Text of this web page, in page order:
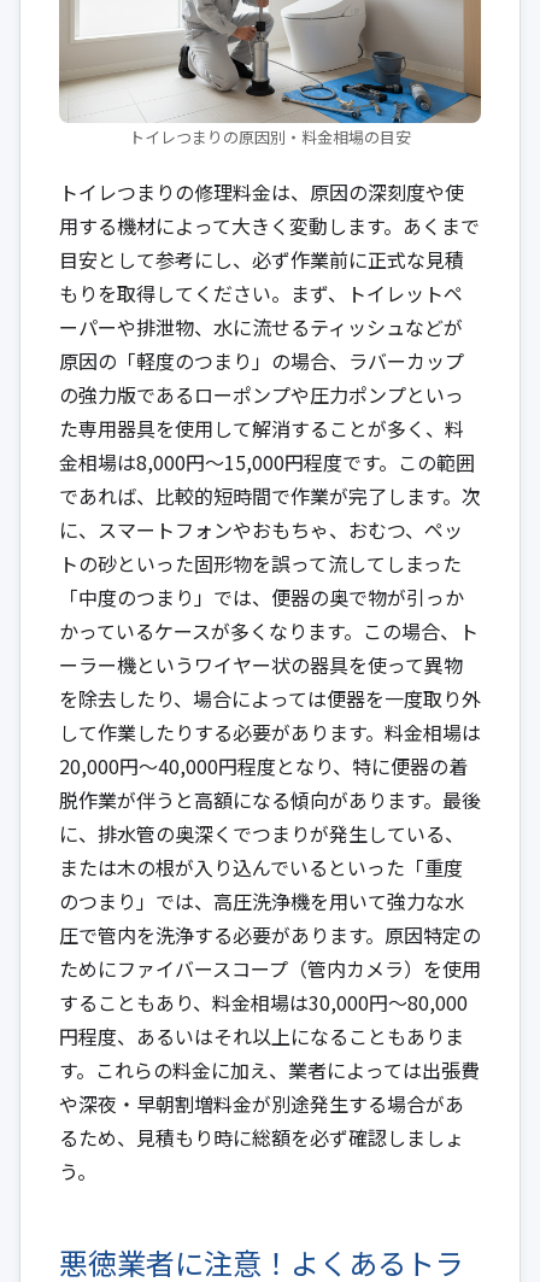
トイレつまりの原因別・料金相場の目安
トイレつまりの修理料金は、原因の深刻度や使
用する機材によって大きく変動します。あくまで
目安として参考にし、必ず作業前に正式な見積
もりを取得してください。まず、トイレットペ
ーパーや排泄物、水に流せるティッシュなどが
原因の「軽度のつまり」の場合、ラバーカップ
の強力版であるローポンプや圧力ポンプといっ
た専用器具を使用して解消することが多く、料
金相場は8,000円～15,000円程度です。この範囲
であれば、比較的短時間で作業が完了します。次
に、スマートフォンやおもちゃ、おむつ、ペッ
トの砂といった固形物を誤って流してしまった
「中度のつまり」では、便器の奥で物が引っか
かっているケースが多くなります。この場合、ト
ーラー機というワイヤー状の器具を使って異物
を除去したり、場合によっては便器を一度取り外
して作業したりする必要があります。料金相場は
20,000円～40,000円程度となり、特に便器の着
脱作業が伴うと高額になる傾向があります。最後
に、排水管の奥深くでつまりが発生している、
または木の根が入り込んでいるといった「重度
のつまり」では、高圧洗浄機を用いて強力な水
圧で管内を洗浄する必要があります。原因特定の
ためにファイバースコープ（管内カメラ）を使用
することもあり、料金相場は30,000円～80,000
円程度、あるいはそれ以上になることもありま
す。これらの料金に加え、業者によっては出張費
や深夜・早朝割増料金が別途発生する場合があ
るため、見積もり時に総額を必ず確認しましょ
う。
悪徳業者に注意！よくあるトラ